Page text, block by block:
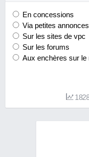
En concessions
Via petites annonces
Sur les sites de vpc
Sur les forums
Aux enchères sur le